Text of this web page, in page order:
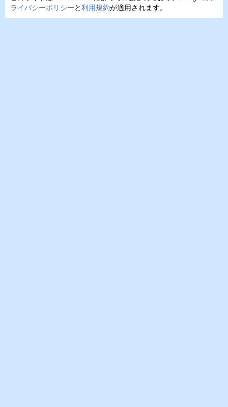
ライバシーポリシーと利用規約が適用されます。